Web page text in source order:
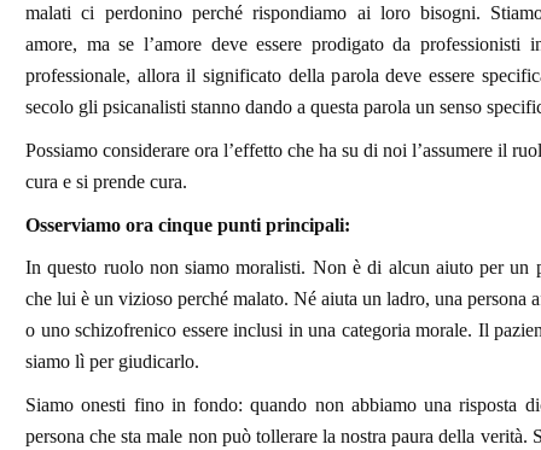
malati ci perdonino perché rispondiamo ai loro bisogni.
amore, ma se l’amore deve essere prodigato da professionisti
professionale, allora il significato della parola deve essere
secolo gli psicanalisti stanno dando a questa parola un senso
Possiamo considerare ora l’effetto che ha su di noi l’assumere il
cura e si prende cura.
Osserviamo ora cinque punti principali:
In questo ruolo non siamo moralisti. Non è di alcun aiuto per un
che lui è un vizioso perché malato. Né aiuta un ladro, una persona
o uno schizofrenico essere inclusi in una categoria morale. Il
siamo lì per giudicarlo.
Siamo onesti fino in fondo: quando non abbiamo una risposta
persona che sta male non può tollerare la nostra paura della verità.